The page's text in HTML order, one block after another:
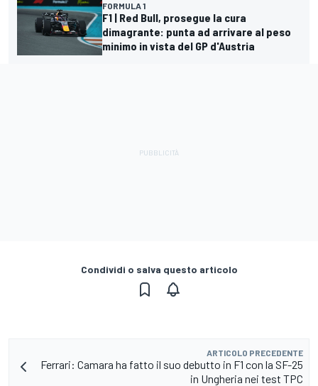
FORMULA 1
F1 | Red Bull, prosegue la cura
dimagrante: punta ad arrivare al peso
minimo in vista del GP d'Austria
Condividi o salva questo articolo
ARTICOLO PRECEDENTE
Ferrari: Camara ha fatto il suo debutto in F1 con la SF-25
in Ungheria nei test TPC